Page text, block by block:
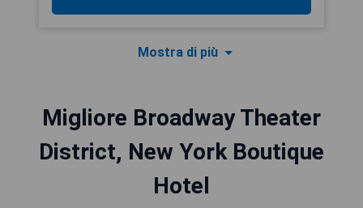
Mostra di più
Migliore Broadway Theater
District, New York Boutique
Hotel